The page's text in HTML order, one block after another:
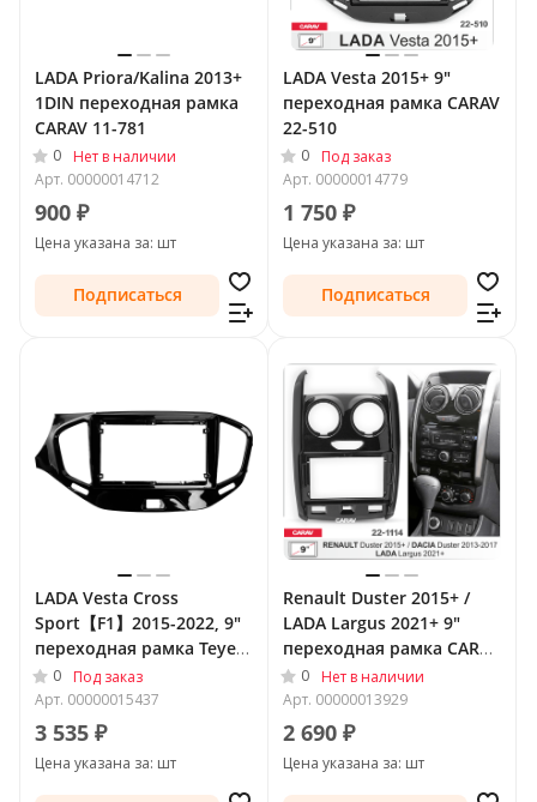
LADA Priora/Kalina 2013+
1DIN переходная рамка
CARAV 11-781
0
Нет в наличии
Арт. 00000014712
900 ₽
Цена указана за: шт
Подписаться
LADA Vesta 2015+ 9"
переходная рамка CARAV
22-510
0
Под заказ
Арт. 00000014779
1 750 ₽
Цена указана за: шт
Подписаться
LADA Vesta Cross
Sport【F1】2015-2022, 9"
переходная рамка Teyes
1388
0
Под заказ
Арт. 00000015437
3 535 ₽
Цена указана за: шт
Renault Duster 2015+ /
LADA Largus 2021+ 9"
переходная рамка CARAV
22-1114
0
Нет в наличии
Арт. 00000013929
2 690 ₽
Цена указана за: шт